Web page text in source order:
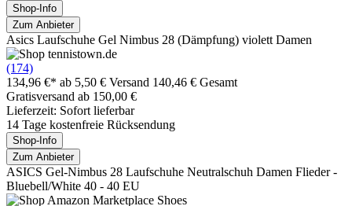
Shop-Info
Zum Anbieter
Asics Laufschuhe Gel Nimbus 28 (Dämpfung) violett Damen
(174)
134,96 €* ab 5,50 € Versand 140,46 € Gesamt
Gratisversand ab 150,00 €
Lieferzeit: Sofort lieferbar
14 Tage kostenfreie Rücksendung
Shop-Info
Zum Anbieter
ASICS Gel-Nimbus 28 Laufschuhe Neutralschuh Damen Flieder -
Bluebell/White 40 - 40 EU